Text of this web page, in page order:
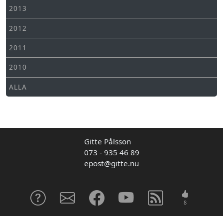
2013
2012
2011
2010
ALLA
Gitte Pålsson
073 - 935 46 89
epost@gitte.nu
8